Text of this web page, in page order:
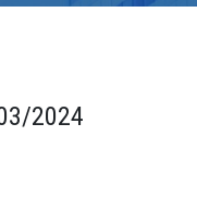
2024